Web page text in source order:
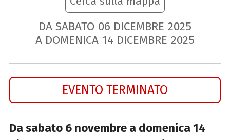
DA SABATO 06 DICEMBRE 2025
A DOMENICA 14 DICEMBRE 2025
EVENTO TERMINATO
Da sabato 6 novembre a domenica 14